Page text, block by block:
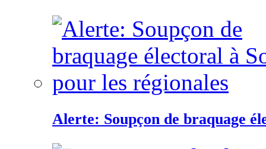
Alerte: Soupçon de braquage